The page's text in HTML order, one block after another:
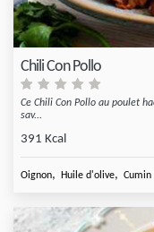
Chili Con Pollo
Ce Chili Con Pollo au poulet
sav...
391 Kcal
Oignon, Huile d'olive, Cumin